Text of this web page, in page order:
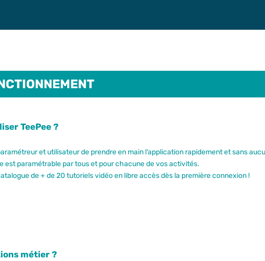
TeePee ?
et utilisateur de prendre en main l’application rapidement et sans
est paramétrable par tous et pour chacune de vos activités.
de + de 20 tutoriels vidéo en libre accès dès la première connexion !
métier ?